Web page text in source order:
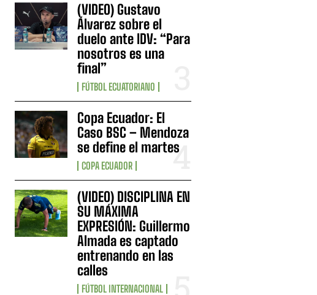
(VIDEO) Gustavo
Álvarez sobre el
duelo ante IDV: “Para
nosotros es una
final”
FÚTBOL ECUATORIANO
Copa Ecuador: El
Caso BSC – Mendoza
se define el martes
COPA ECUADOR
(VIDEO) DISCIPLINA EN
SU MÁXIMA
EXPRESIÓN: Guillermo
Almada es captado
entrenando en las
calles
FÚTBOL INTERNACIONAL